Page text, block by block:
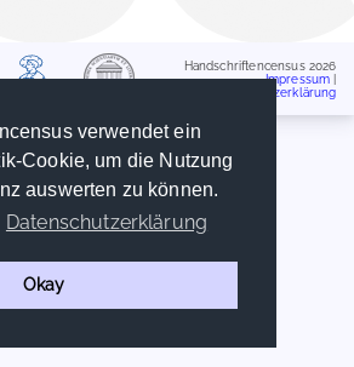
verwendet ein
Cookie, um die Nutzung
auswerten zu können.
Datenschutzerklärung
Okay
Handschriftencensus 2026
Impressum
Datenschutzerklärung